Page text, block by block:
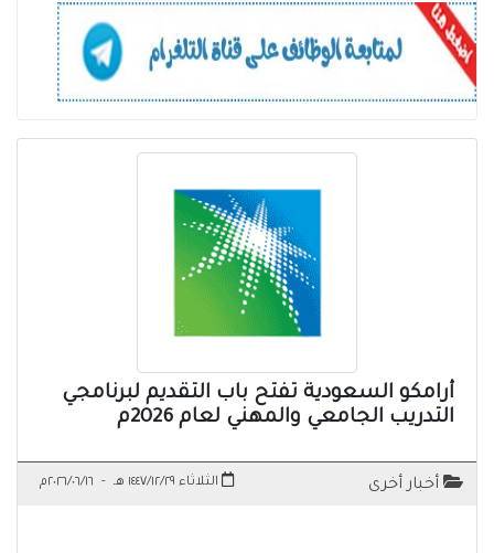
أرامكو السعودية تفتح باب التقديم لبرنامجي
التدريب الجامعي والمهني لعام 2026م
أخبار أخرى الثلاثاء ١٤٤٧/١٢/٢٩ هـ - ٢٠٢٦/٠٦/١٦م